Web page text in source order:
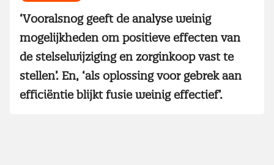
‘Vooralsnog geeft de analyse weinig
mogelijkheden om positieve effecten van
de stelselwijziging en zorginkoop vast te
stellen’. En, ‘als oplossing voor gebrek aan
efficiëntie blijkt fusie weinig effectief’.